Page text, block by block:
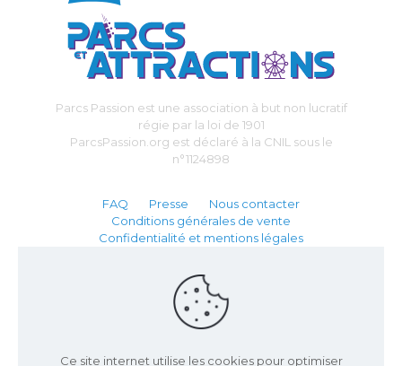
Parcs Passion est une association à but non lucratif
régie par la loi de 1901
ParcsPassion.org est déclaré à la CNIL sous le
n°1124898
FAQ Presse
Nous contacter
Conditions générales de vente
Confidentialité et mentions légales
Ce site internet utilise les cookies pour optimiser